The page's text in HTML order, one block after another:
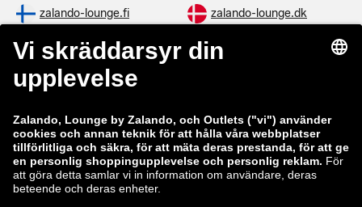
zalando-lounge.fi zalando-lounge.dk
zalando-lounge.co.uk zalando-lounge.pl
zalando-prive.es
zalando-lounge.lt zalando-lounge.sk
zalando-lounge.ro zalando-lounge.hr
zalando-lounge.si